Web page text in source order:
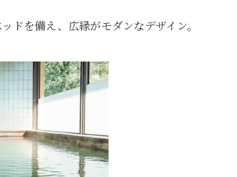
ドを備え、広縁がモダンなデザイン。